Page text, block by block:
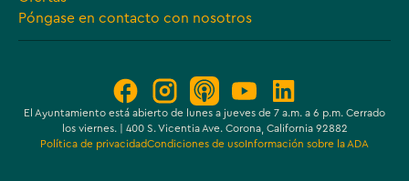
Póngase en contacto con nosotros
Política de privacidadCondiciones de usoInformación sobre la ADA
El Ayuntamiento está abierto de lunes a jueves de 7 a.m. a 6 p.m. Cerrado
los viernes. | 400 S. Vicentia Ave. Corona, California 92882